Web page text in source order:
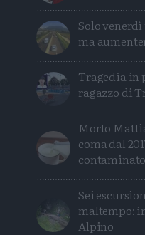
Solo
ma
Tragedia in
ragazzo di
Morto
coma dal
contaminato
Sei
maltempo:
Alpino